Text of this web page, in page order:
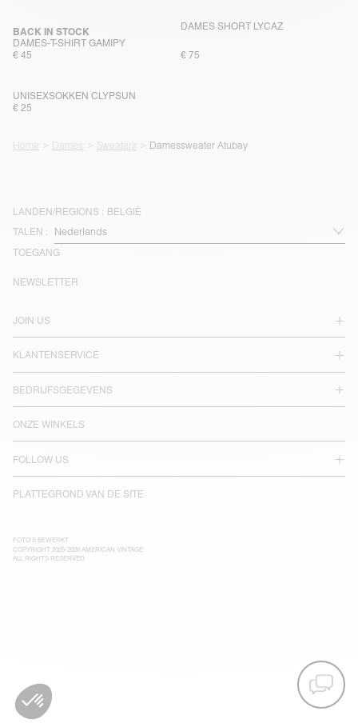
DAMES-T-SHIRT GAMIPY
BACK IN STOCK
€ 45
DAMES SHORT LYCAZ
€ 75
UNISEXSOKKEN CLYPSUN
€ 25
Home Dames Sweaters Damessweater Atubay
LANDEN/REGIONS : BELGIË
TALEN :
TOEGANG
JOIN US
KLANTENSERVICE
BEDRIJFSGEGEVENS
ONZE WINKELS
FOLLOW US
PLATTEGROND VAN DE SITE
NEWSLETTER
FOTO'S BEWERKT
COPYRIGHT 2025-2026 AMERICAN VINTAGE
ALL RIGHTS RESERVED